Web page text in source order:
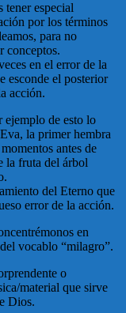
tener especial
por los términos
para no
conceptos.
en el error de la
esconde el posterior
acción.
ejemplo de esto lo
la primer hembra
antes de
la fruta del árbol
del Eterno que
error de la acción.
en
vocablo “milagro”.
o
material que sirve
Dios.